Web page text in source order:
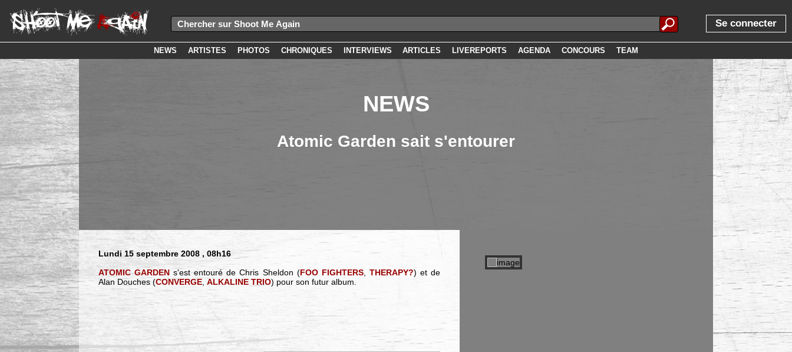
Se connecter
NEWS ARTISTES PHOTOS CHRONIQUES INTERVIEWS ARTICLES LIVEREPORTS AGENDA CONCOURS TEAM
NEWS
Atomic Garden sait s'entourer
Lundi 15 septembre 2008 , 08h16
ATOMIC GARDENs'est entouré de Chris Sheldon (FOO FIGHTERS,THERAPY?) et de
Alan Douches (CONVERGE, ALKALINE TRIO) pour son futur album.